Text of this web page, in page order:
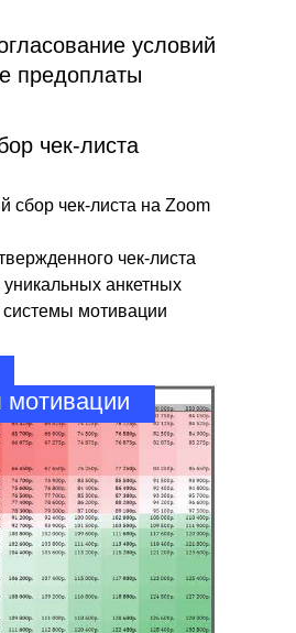
условий
предоплаты
чек-листа
сбор чек-листа на Zoom
чек-листа
уникальных анкетных
системы мотивации
мотивации